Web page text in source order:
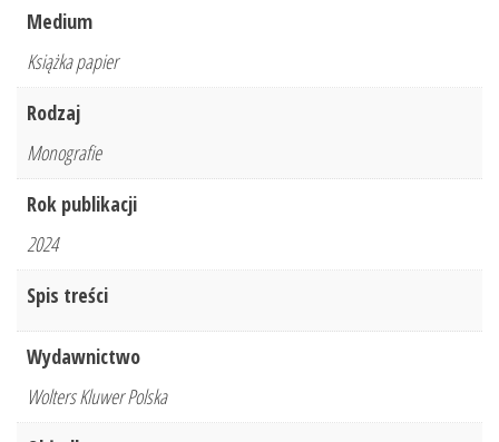
Medium
Książka papier
Rodzaj
Monografie
Rok publikacji
2024
Spis treści
Wydawnictwo
Wolters Kluwer Polska